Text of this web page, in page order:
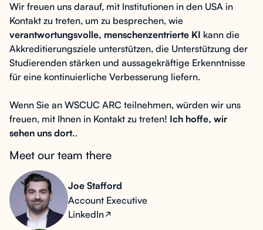
Wir freuen uns darauf, mit Institutionen in den USA in
Kontakt zu treten, um zu besprechen, wie
verantwortungsvolle, menschenzentrierte KI kann die
Akkreditierungsziele unterstützen, die Unterstützung der
Studierenden stärken und aussagekräftige Erkenntnisse
für eine kontinuierliche Verbesserung liefern.
Wenn Sie an WSCUC ARC teilnehmen, würden wir uns
freuen, mit Ihnen in Kontakt zu treten! Ich hoffe, wir
sehen uns dort..
Meet our team there
Joe Stafford
Account Executive
LinkedIn